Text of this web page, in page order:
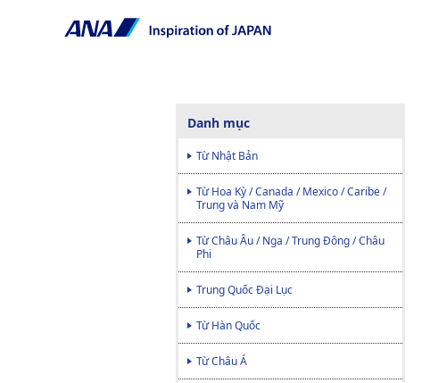
Danh mục
Từ Nhật Bản
Từ Hoa Kỳ / Canada / Mexico / Caribe /
Trung và Nam Mỹ
Từ Châu Âu / Nga / Trung Đông / Châu
Phi
Trung Quốc Đại Lục
Từ Hàn Quốc
Từ Châu Á